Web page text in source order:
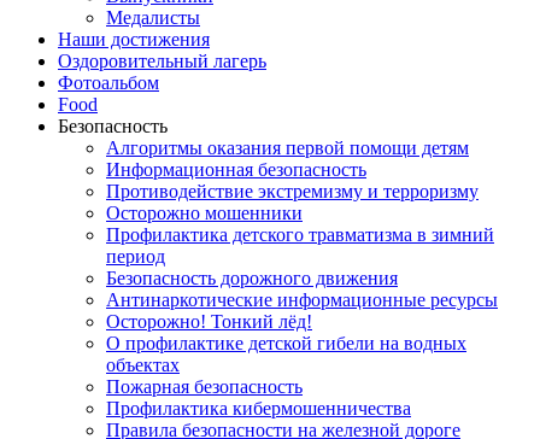
Медалисты
Наши достижения
Оздоровительный лагерь
Фотоальбом
Food
Безопасность
Алгоритмы оказания первой помощи детям
Информационная безопасность
Противодействие экстремизму и терроризму
Осторожно мошенники
Профилактика детского травматизма в зимний
период
Безопасность дорожного движения
Антинаркотические информационные ресурсы
Осторожно! Тонкий лёд!
О профилактике детской гибели на водных
объектах
Пожарная безопасность
Профилактика кибермошенничества
Правила безопасности на железной дороге